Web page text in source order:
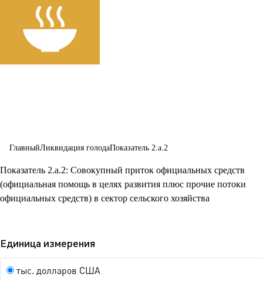
хозяйства
ГлавныйЛиквидация голодаПоказатель 2.a.2
Показатель 2.a.2: Совокупный приток официальных средств
(официальная помощь в целях развития плюс прочие потоки
официальных средств) в сектор сельского хозяйства